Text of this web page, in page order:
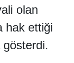
olan
hak ettiği
gösterdi.